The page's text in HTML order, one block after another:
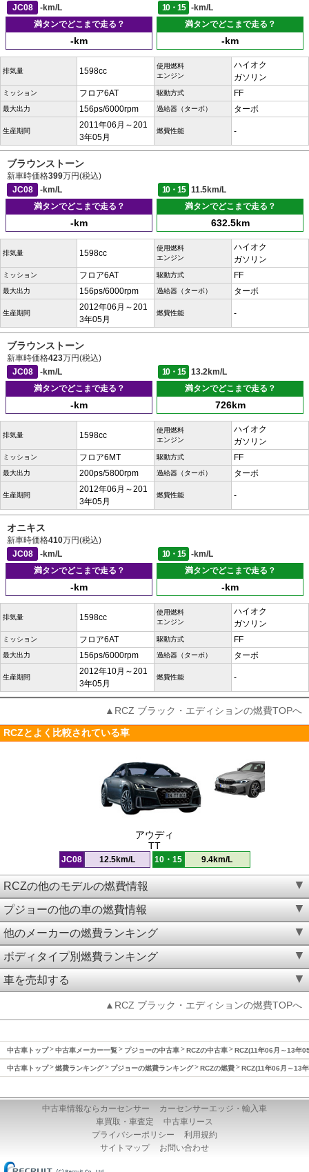
JC08
-km/L 10・15
-km/L
満タンでどこまで走る？
-km
満タンでどこまで走る？
-km
排気量 1598cc
使用燃料
エンジン
ハイオク
ガソリン
ミッション フロア6AT 駆動方式 FF
最大出力 156ps/6000rpm 過給器（ターボ） ターボ
生産期間
2011年06月～201
3年05月
燃費性能 -
ブラウンストーン
新車時価格399万円(税込)
JC08
-km/L 10・15
11.5km/L
満タンでどこまで走る？
-km
満タンでどこまで走る？
632.5km
排気量 1598cc
使用燃料
エンジン
ハイオク
ガソリン
ミッション フロア6AT 駆動方式 FF
最大出力 156ps/6000rpm 過給器（ターボ） ターボ
生産期間
2012年06月～201
3年05月
燃費性能 -
ブラウンストーン
新車時価格423万円(税込)
JC08
-km/L 10・15
13.2km/L
満タンでどこまで走る？
-km
満タンでどこまで走る？
726km
排気量 1598cc
使用燃料
エンジン
ハイオク
ガソリン
ミッション フロア6MT 駆動方式 FF
最大出力 200ps/5800rpm 過給器（ターボ） ターボ
生産期間
2012年06月～201
3年05月
燃費性能 -
オニキス
新車時価格410万円(税込)
JC08
-km/L 10・15
-km/L
満タンでどこまで走る？
-km
満タンでどこまで走る？
-km
排気量 1598cc
使用燃料
エンジン
ハイオク
ガソリン
ミッション フロア6AT 駆動方式 FF
最大出力 156ps/6000rpm 過給器（ターボ） ターボ
生産期間
2012年10月～201
3年05月
燃費性能 -
▲RCZ ブラック・エディションの燃費TOPへ
RCZとよく比較されている車
アウディ
TT
JC08 12.5km/L 10・15 9.4km/L
RCZの他のモデルの燃費情報
プジョーの他の車の燃費情報
他のメーカーの燃費ランキング
ボディタイプ別燃費ランキング
車を売却する
▲RCZ ブラック・エディションの燃費TOPへ
中古車トップ 中古車メーカー一覧 プジョーの中古車 RCZの中古車 RCZ(11年06月～13年
中古車トップ 燃費ランキング プジョーの燃費ランキング RCZの燃費 RCZ(11年06月～13
中古車情報ならカーセンサー
カーセンサーエッジ・輸入車
車買取・車査定
中古車リース
プライバシーポリシー
利用規約
サイトマップ
お問い合わせ